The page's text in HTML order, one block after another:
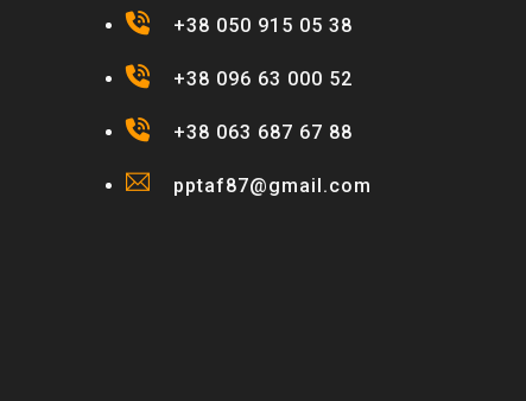
+38 050 915 05 38
+38 096 63 000 52
+38 063 687 67 88
pptaf87@gmail.com